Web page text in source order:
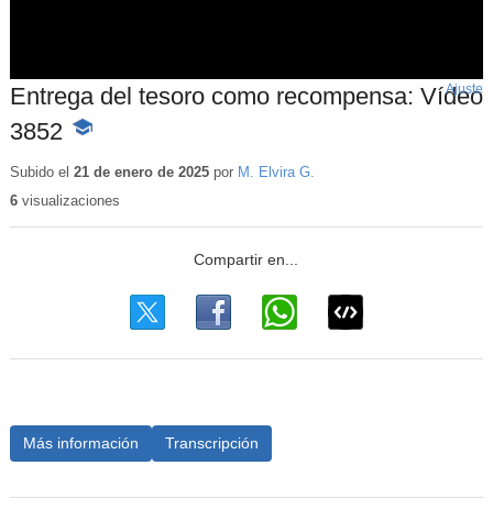
Entrega del tesoro como recompensa: Vídeo
3852 -
educativo
Ajuste
Subido el 21 de enero de 2025por M. Elvira G.
6visualizaciones
Más información Transcripción